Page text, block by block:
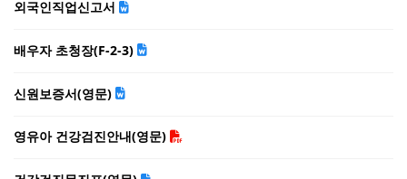
외국인직업신고서
배우자 초청장(F-2-3)
신원보증서(영문)
영유아 건강검진안내(영문)